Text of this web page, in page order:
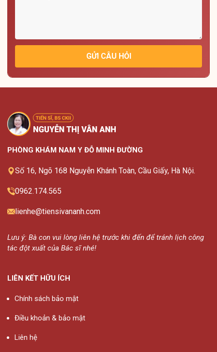
GỬI CÂU HỎI
PHÒNG KHÁM NAM Y ĐỖ MINH ĐƯỜNG
Số 16, Ngõ 168 Nguyễn Khánh Toàn, Cầu Giấy, Hà Nội.
0962.174.565
lienhe@tiensivananh.com
Lưu ý: Bà con vui lòng liên hệ trước khi đến để tránh lịch công
tác đột xuất của Bác sĩ nhé!
LIÊN KẾT HỮU ÍCH
Chính sách bảo mật
Điều khoản & bảo mật
Liên hệ